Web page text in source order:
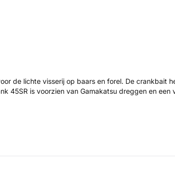
de lichte visserij op baars en forel. De
45SR is voorzien van Gamakatsu dreggen en